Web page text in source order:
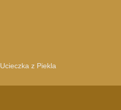
Ucieczka z Piekla